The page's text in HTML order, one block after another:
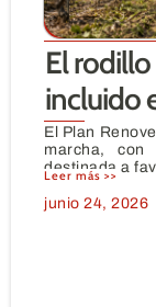
El rodillo
incluido
El Plan
marcha,
destinada a
Leer más >>
junio 24, 2026